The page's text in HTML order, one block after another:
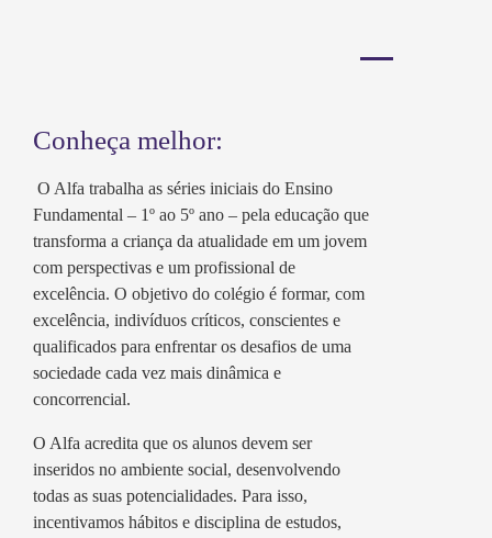
Conheça melhor:
O Alfa trabalha as séries iniciais do Ensino
Fundamental – 1º ao 5º ano – pela educação que
transforma a criança da atualidade em um jovem
com perspectivas e um profissional de
excelência. O objetivo do colégio é formar, com
excelência, indivíduos críticos, conscientes e
qualificados para enfrentar os desafios de uma
sociedade cada vez mais dinâmica e
concorrencial.
O Alfa acredita que os alunos devem ser
inseridos no ambiente social, desenvolvendo
todas as suas potencialidades. Para isso,
incentivamos hábitos e disciplina de estudos,